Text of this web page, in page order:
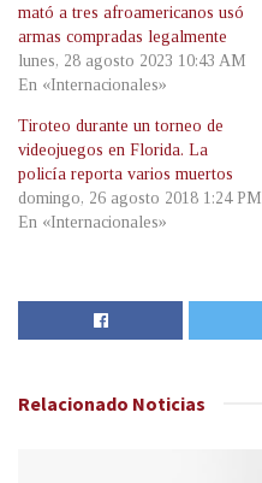
mató a tres afroamericanos usó
armas compradas legalmente
lunes, 28 agosto 2023 10:43 AM
En «Internacionales»
Tiroteo durante un torneo de
videojuegos en Florida. La
policía reporta varios muertos
domingo, 26 agosto 2018 1:24 PM
En «Internacionales»
Relacionado Noticias